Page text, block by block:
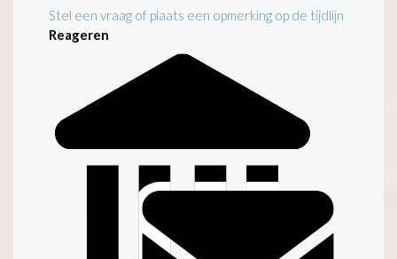
Stel een vraag of plaats een opmerking op de tijdlijn
Reageren